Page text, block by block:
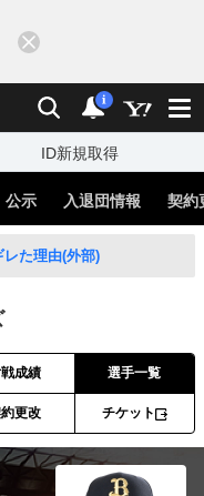
検索 通知
i
ID新規取得
公示 入退団情報 契約
た理由(外部)
成績 選手一覧
更改 チケット